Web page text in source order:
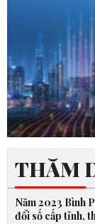
THĂM
Năm 2023 Bình
đổi số cấp tỉnh,